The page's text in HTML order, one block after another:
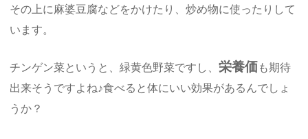
その上に麻婆豆腐などをかけたり、炒め物に使ったりして
います。
チンゲン菜というと、緑黄色野菜ですし、栄養価も期待
出来そうですよね♪食べると体にいい効果があるんでしょ
うか？